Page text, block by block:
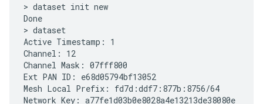
> dataset init new
Done
> dataset
Active Timestamp: 1
Channel: 12
Channel Mask: 07fff800
Ext PAN ID: e68d05794bf13052
Mesh Local Prefix: fd7d:ddf7:877b:8756/64
Network Key: a77fe1d03b0e8028a4e13213de38080e